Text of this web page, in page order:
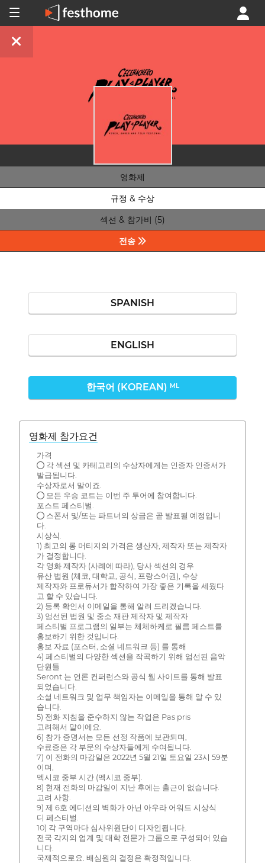
영화제
규정 & 수상
섹션 & 참가비 (5)
전송
SPANISH
ENGLISH
한국어 (KOREAN) ML
영화제 참가요건
가격
● 각 섹션 및 카테고리의 수상자에게는 인증자 인증서가
발급됩니다.
수상자로서 말이죠.
● 모든 우승 코트는 이번 주 투어에 참여합니다.
포스트 페스티벌.
● 스폰서 및/또는 파트너의 상금은 곧 발표될 예정입니
다.
시상식.
1) 최고의 롱 머티지의 가격은 생산자, 제작자 또는 제작자
가 결정합니다.
각 영화 제작자 (사례에 따라), 당사 섹션의 경우
유산 법원 (체코, 대학교, 공식, 프랑스어권), 수상
제작자와 프로듀서가 합작하여 가장 좋은 기록을 세웠다
고 할 수 있습니다.
2) 등록 확인서 이메일을 통해 알려 드리겠습니다.
3) 엄선된 법원 및 중소 재판 제작자 및 제작자
페스티벌 프로그램의 일부는 체체하케로 필름 페스트를
홍보하기 위한 것입니다.
홍보 자료 (포스터, 소셜 네트워크 등) 를 통해
4) 페스티벌의 다양한 섹션을 작곡하기 위해 엄선된 음악
단원들
Seront 는 언론 컨퍼런스와 공식 웹 사이트를 통해 발표
되었습니다.
소셜 네트워크 및 업무 책임자는 이메일을 통해 알 수 있
습니다.
5) 전화 지침을 준수하지 않는 작업은 Pas pris
고려해서 말이에요.
6) 참가 증명서는 모든 선정 작품에 보관되며,
수료증은 각 부문의 수상자들에게 수여됩니다.
7) 이 전화의 마감일은 2022년 5월 21일 토요일 23시 59분
이며,
멕시코 중부 시간 (멕시코 중부).
8) 현재 전화의 마감일이 지난 후에는 출근이 없습니다.
고려 사항.
9) 제 6호 에디션의 벽화가 아닌 아우라 어워드 시상식
디 페스티벌.
10) 각 구역마다 심사위원단이 디자인됩니다.
전국 각지의 업계 및 대학 전문가 그룹으로 구성되어 있습
니다.
국제적으로요. 배심원의 결정은 확정적입니다.